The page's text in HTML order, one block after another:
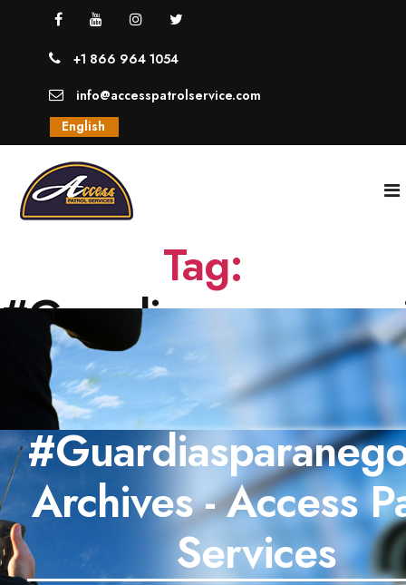
+1 866 964 1054
info@accesspatrolservice.com
English
NOSOTROS
SERVICIOS
GUARDIAS UNIFORMADOS
SECTORES
TRABAJOS
BLOG
Tag:
Archives - Access
Services